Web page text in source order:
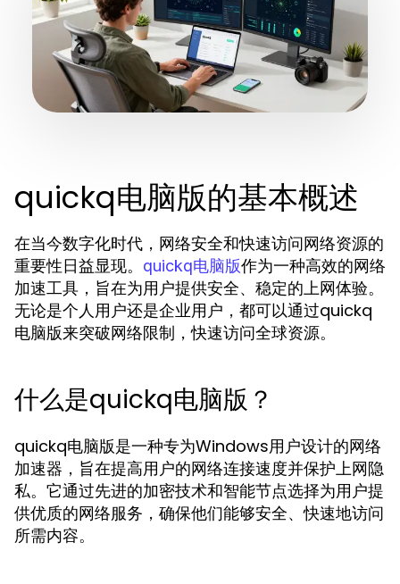
quickq电脑版的基本概述
在当今数字化时代，网络安全和快速访问网络资源的
重要性日益显现。
quickq电脑版作为一种高效的网络
加速工具，旨在为用户提供安全、稳定的上网体验。
无论是个人用户还是企业用户，都可以通过quickq
电脑版来突破网络限制，快速访问全球资源。
什么是quickq电脑版？
quickq电脑版是一种专为Windows用户设计的网络
加速器，旨在提高用户的网络连接速度并保护上网隐
私。它通过先进的加密技术和智能节点选择为用户提
供优质的网络服务，确保他们能够安全、快速地访问
所需内容。